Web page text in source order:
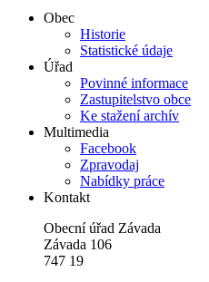
Obec
Historie
Statistické údaje
Úřad
Povinné informace
Zastupitelstvo obce
Ke stažení archív
Multimedia
Facebook
Zpravodaj
Nabídky práce
Kontakt
Obecní úřad Závada
Závada 106
747 19